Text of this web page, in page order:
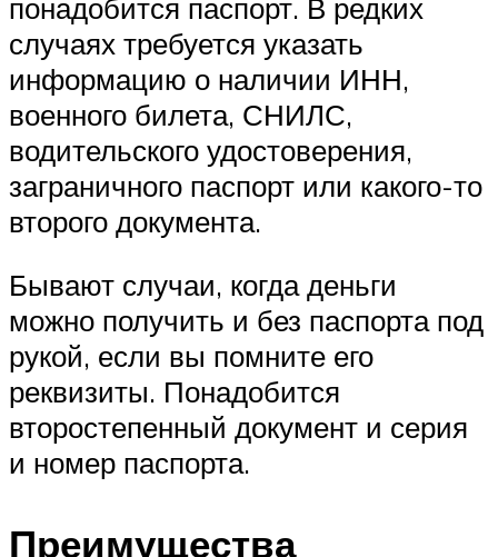
понадобится паспорт. В редких
случаях требуется указать
информацию о наличии ИНН,
военного билета, СНИЛС,
водительского удостоверения,
заграничного паспорт или какого-то
второго документа.
Бывают случаи, когда деньги
можно получить и без паспорта под
рукой, если вы помните его
реквизиты. Понадобится
второстепенный документ и серия
и номер паспорта.
Преимущества